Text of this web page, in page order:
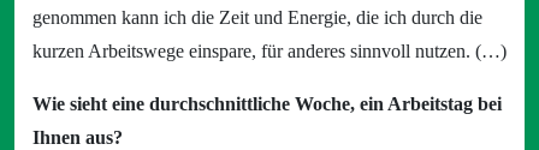
genommen kann ich die Zeit und Energie, die ich durch die
kurzen Arbeitswege einspare, für anderes sinnvoll nutzen. (…)
Wie sieht eine durchschnittliche Woche, ein Arbeitstag bei
Ihnen aus?